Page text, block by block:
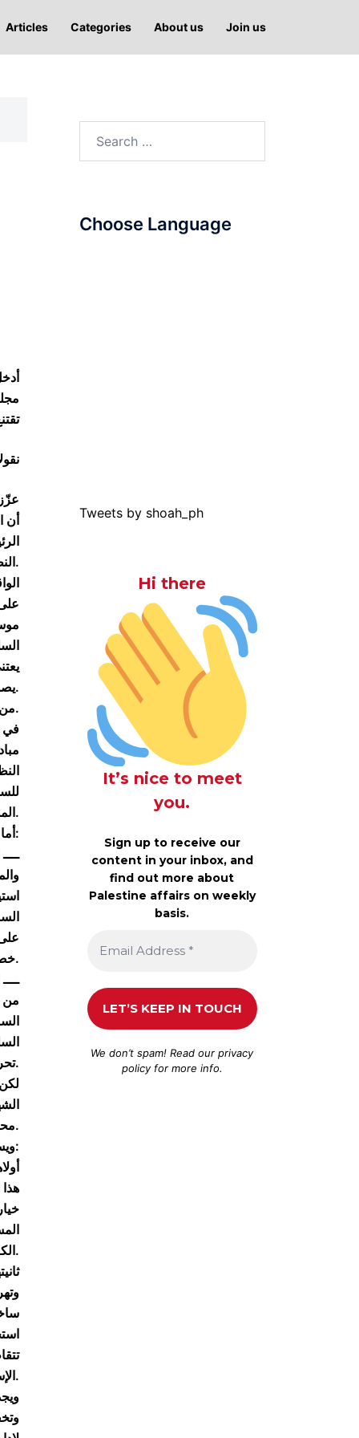
Articles Categories About us Join us
أن
النظام، وطلب من طرفي النزاع الكفّ عن استخدام العنف. قال البيان ما لم تكفّ روسيا عن قوله في الأشهر الأخيرة.
يصدر عن مجلس الأمن.
من دون الإعتراف باستمرار شرعية الأسد على رأس بلاده، سراً أو جهاراً، لا أمل في توقع إجماع دولي.
في
المسلحة على أجزاء واسعة منها.
أما الجولتان الأخريان اللتان يتحسّب لهما النظام، فهما امتحانا الاقتصاد والأمن:
خصوصاً.
من
تحريك الخلايا وجمع المعلومات التي تضع مؤسسات السلطة في متناولهم.
محوري في تعقب خلايا المعارضة المسلحة.
ويستند اهتمامه هذا إلى فكرتين رئيسيتين تتداولهما القيادة السورية:
الكامل.
الإستخبارات العراقية والسورية والإيرانية المعلومات مع نظيرتها الروسية التي تزوّدها بدورها بمعطيات أخرى.
Choose Language
Tweets by shoah_ph
Hi there
It’s nice to meet
you.
Sign up to receive our
content in your inbox, and
find out more about
Palestine affairs on weekly
basis.
We don’t spam! Read ourprivacy
policyfor more info.